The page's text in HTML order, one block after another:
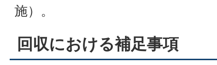
施）。
回収における補足事項